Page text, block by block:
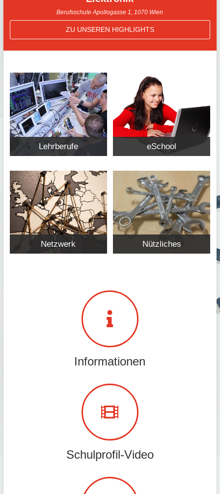
Berufsschule Apollogasse 1, 1070 Wien
ZU UNSEREN HIGHLIGHTS
Lehrberufe eSchool
Netzwerk Nützliches
Informationen
Schulprofil-Video